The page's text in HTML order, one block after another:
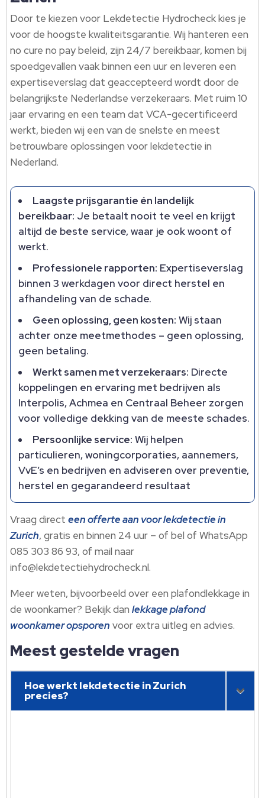
Door te kiezen voor Lekdetectie Hydrocheck kies je
voor de hoogste kwaliteitsgarantie.​ Wij hanteren een
no cure no pay beleid, zijn 24/7 bereikbaar, komen bij
spoedgevallen vaak binnen een uur en leveren een
expertiseverslag dat geaccepteerd wordt door de
belangrijkste Nederlandse verzekeraars.​ Met ruim 10
jaar ervaring en een team dat VCA-gecertificeerd
werkt, bieden wij een van de snelste en meest
betrouwbare oplossingen voor lekdetectie in
Nederland.​
Laagste prijsgarantie én landelijk
bereikbaar: Je betaalt nooit te veel en krijgt
altijd de beste service, waar je ook woont of
werkt.​
Professionele rapporten: Expertiseverslag
binnen 3 werkdagen voor direct herstel en
afhandeling van de schade.​
Geen oplossing, geen kosten: Wij staan
achter onze meetmethodes – geen oplossing,
geen betaling.​
Werkt samen met verzekeraars: Directe
koppelingen en ervaring met bedrijven als
Interpolis, Achmea en Centraal Beheer zorgen
voor volledige dekking van de meeste schades.​
Persoonlijke service: Wij helpen
particulieren, woningcorporaties, aannemers,
VvE’s en bedrijven en adviseren over preventie,
herstel en gegarandeerd resultaat
Vraag directeen offerte aan voor lekdetectie in
Zurich, gratis en binnen 24 uur – of bel of WhatsApp
085 303 86 93, of mail naar
info@lekdetectiehydrocheck.​nl.​
Meer weten, bijvoorbeeld over een plafondlekkage in
de woonkamer? Bekijk danlekkage plafond
woonkamer opsporen voor extra uitleg en advies.​
Meest gestelde vragen
Hoe werkt lekdetectie in Zurich
precies?